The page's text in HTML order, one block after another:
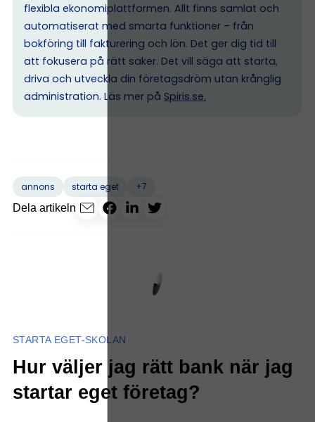
flexibla ekonomiplattformen. Allt finns samlat och
automatiserat med smarta funktioner – från
bokföring till fakturering och lön. Det ger dig tid till
att fokusera på rätt saker. Det vill säga att starta,
driva och utveckla din företagsdröm utan krånglig
administration. Läs mer på Spiris.se.
annons starta eget
+7
Dela artikeln
STARTA EGET-SKOLAN
Hur väljer jag rätt bank när jag
startar eget företag?